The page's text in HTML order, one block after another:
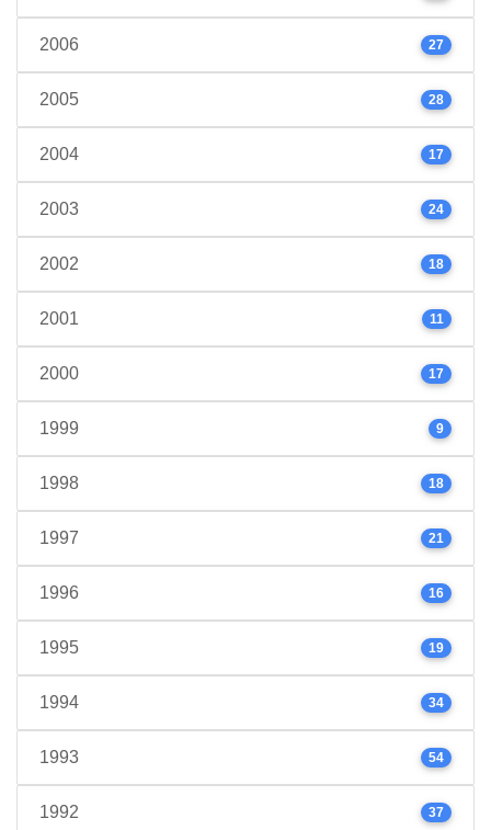
2006 27
2005 28
2004 17
2003 24
2002 18
2001 11
2000 17
1999 9
1998 18
1997 21
1996 16
1995 19
1994 34
1993 54
1992 37